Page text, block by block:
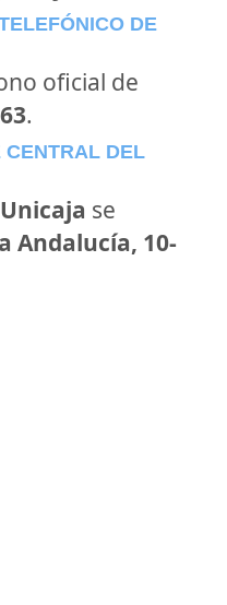
DE
oficial de
.
CENTRAL DEL
Unicaja se
Andalucía, 10-